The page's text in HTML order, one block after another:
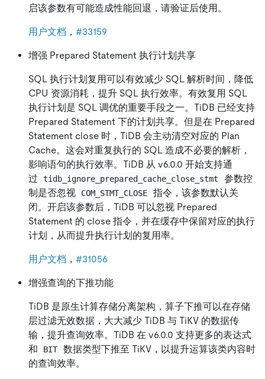
启该参数有可能造成性能回退，请验证后使用。
用户文档 ， #33159
增强 Prepared Statement 执行计划共享
SQL 执行计划复用可以有效减少 SQL 解析时间，降低
CPU 资源消耗，提升 SQL 执行效率。有效复用 SQL
执行计划是 SQL 调优的重要手段之一。TiDB 已经支持
Prepared Statement 下的计划共享。但是在 Prepared
Statement close 时，TiDB 会主动清空对应的 Plan
Cache。这会对重复执行的 SQL 造成不必要的解析，
影响语句的执行效率。TiDB 从 v6.0.0 开始支持通
过
tidb_ignore_prepared_cache_close_stmt
参数控
制是否忽视
COM_STMT_CLOSE
指令，该参数默认关
闭。开启该参数后，TiDB 可以忽视 Prepared
Statement 的 close 指令，并在缓存中保留对应的执行
计划，从而提升执行计划的复用率。
用户文档 ， #31056
增强查询的下推功能
TiDB 是原生计算存储分离架构，算子下推可以在存储
层过滤无效数据，大大减少 TiDB 与 TiKV 的数据传
输，提升查询效率。TiDB 在 v6.0.0 支持更多的表达式
和
BIT 数据类型下推至 TiKV，以提升运算该类内容时
的查询效率。